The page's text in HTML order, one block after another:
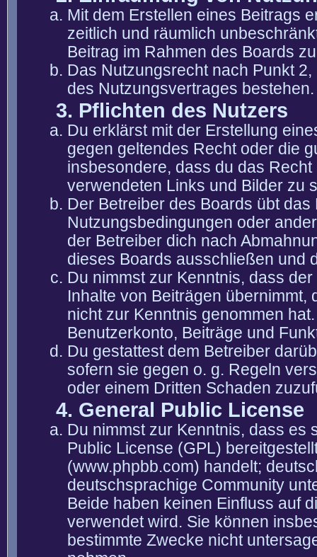
Mit dem Erstellen eines Beitrags
zeitlich und räumlich
Beitrag im Rahmen des Boards
Das Nutzungsrecht nach Punkt
des Nutzungsvertrages bestehen.
3. Pflichten des Nutzers
Du erklärst mit der Erstellung
gegen geltendes Recht oder die
insbesondere, dass du das
verwendeten Links und Bilder zu
Der Betreiber des Boards übt
Nutzungsbedingungen oder
der Betreiber dich nach
dieses Boards ausschließen und
Du nimmst zur Kenntnis, dass
Inhalte von Beiträgen übernimmt,
nicht zur Kenntnis genommen
Benutzerkonto, Beiträge und
Du gestattest dem Betreiber
sofern sie gegen o. g. Regeln
oder einem Dritten Schaden
4. General Public License
Du nimmst zur Kenntnis, dass es
Public License (GPL)
(www.phpbb.com) handelt;
deutschsprachige Community
Beide haben keinen Einfluss auf
verwendet wird. Sie können
bestimmte Zwecke nicht